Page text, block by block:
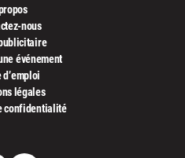
nous
événement
légales
confidentialité